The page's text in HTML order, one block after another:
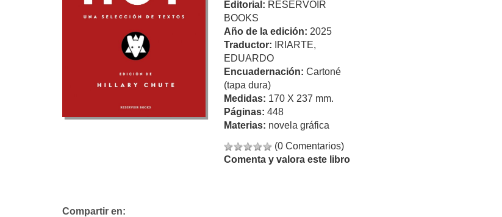
Editorial: RESERVOIR
BOOKS
Año de la edición: 2025
Traductor:
IRIARTE,
EDUARDO
Encuadernación: Cartoné
(tapa dura)
Medidas: 170 X 237 mm.
Páginas: 448
Materias: novela gráfica
(0 Comentarios)
Comenta y valora este libro
Compartir en: